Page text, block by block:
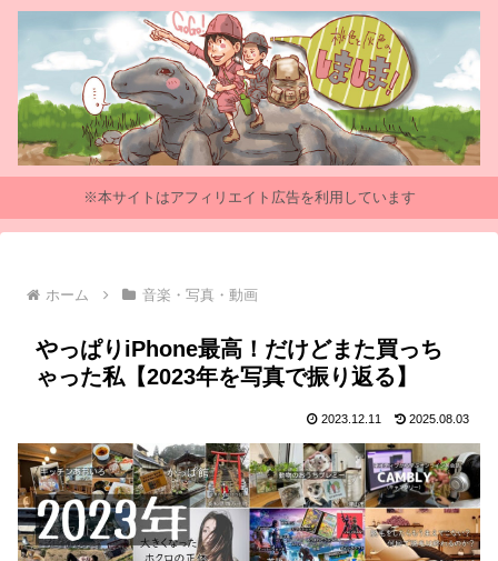
※本サイトはアフィリエイト広告を利用しています
ホーム 音楽・写真・動画
やっぱりiPhone最高！だけどまた買っち
ゃった私【2023年を写真で振り返る】
2023.12.11 2025.08.03